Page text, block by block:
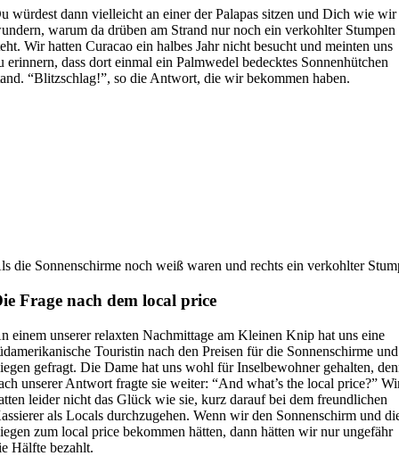
würdest dann vielleicht an einer der Palapas sitzen und Dich wie wir
warum da drüben am Strand nur noch ein verkohlter Stumpen
Wir hatten Curacao ein halbes Jahr nicht besucht und meinten uns
erinnern, dass dort einmal ein Palmwedel bedecktes Sonnenhütchen
“Blitzschlag!”, so die Antwort, die wir bekommen haben.
die Sonnenschirme noch weiß waren und rechts ein verkohlter
Frage nach dem local price
einem unserer relaxten Nachmittage am Kleinen Knip hat uns eine
Touristin nach den Preisen für die Sonnenschirme und
gefragt. Die Dame hat uns wohl für Inselbewohner gehalten,
unserer Antwort fragte sie weiter: “And what’s the local price?”
leider nicht das Glück wie sie, kurz darauf bei dem freundlichen
als Locals durchzugehen. Wenn wir den Sonnenschirm und
zum local price bekommen hätten, dann hätten wir nur ungefähr
Hälfte bezahlt.